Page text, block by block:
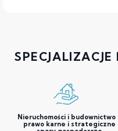
Nieruchomości i budownictwo
prawo karne i strategiczne